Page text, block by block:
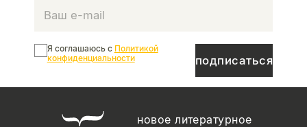
подписаться
Я соглашаюсь с Политикой
конфиденциальности
новое литературное